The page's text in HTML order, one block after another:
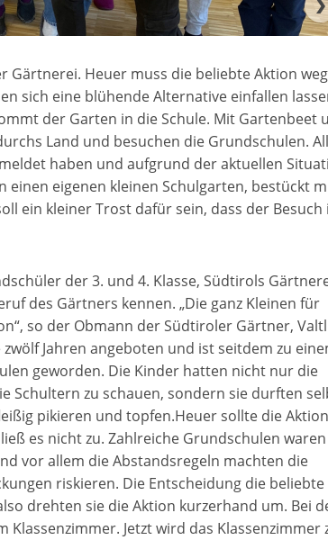
Gärtnerei. Heuer muss die beliebte Aktion
sich eine blühende Alternative einfallen
der Garten in die Schule. Mit Gartenbeet
Land und besuchen die Grundschulen.
haben und aufgrund der aktuellen
eigenen kleinen Schulgarten, bestückt
ein kleiner Trost dafür sein, dass der Besuch
der 3. und 4. Klasse, Südtirols
des Gärtners kennen. „Die ganz Kleinen für
so der Obmann der Südtiroler Gärtner, Valtl
Jahren angeboten und ist seitdem zu
geworden. Die Kinder hatten nicht nur die
Schultern zu schauen, sondern sie durften
pikieren und topfen.Heuer sollte die Aktion
es nicht zu. Zahlreiche Grundschulen waren
vor allem die Abstandsregeln machten die
riskieren. Die Entscheidung die beliebte
drehten sie die Aktion kurzerhand um. Bei
Jetzt wird das Klassenzimmer